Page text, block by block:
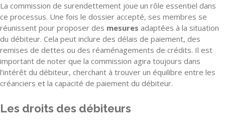
La commission de surendettement joue un rôle essentiel dans
ce processus. Une fois le dossier accepté, ses membres se
réunissent pour proposer des mesures adaptées à la situation
du débiteur. Cela peut inclure des délais de paiement, des
remises de dettes ou des réaménagements de crédits. Il est
important de noter que la commission agira toujours dans
l’intérêt du débiteur, cherchant à trouver un équilibre entre les
créanciers et la capacité de paiement du débiteur.
Les droits des débiteurs